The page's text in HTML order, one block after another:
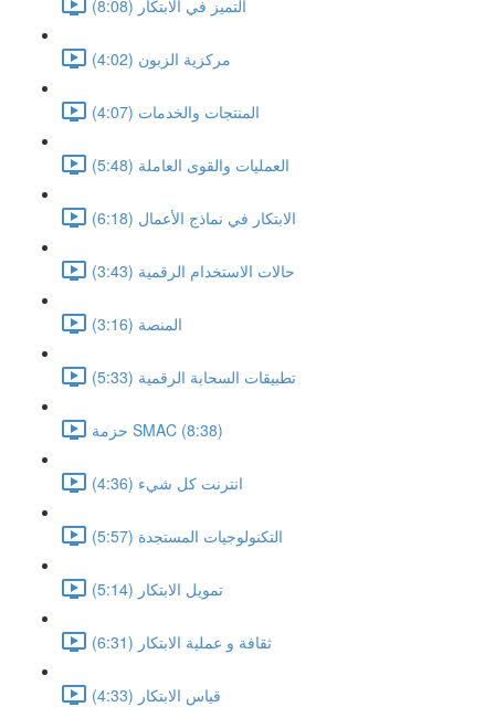
التميز في الابتكار (8:08)
مركزية الزبون (4:02)
المنتجات والخدمات (4:07)
العمليات والقوى العاملة (5:48)
الابتكار في نماذج الأعمال (6:18)
حالات الاستخدام الرقمية (3:43)
المنصة (3:16)
تطبيقات السحابة الرقمية (5:33)
حزمة SMAC (8:38)
انترنت كل شيء (4:36)
التكنولوجيات المستجدة (5:57)
تمويل الابتكار (5:14)
ثقافة و عملية الابتكار (6:31)
قياس الابتكار (4:33)